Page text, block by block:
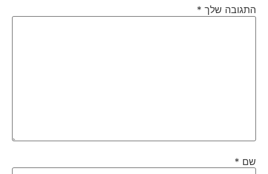
התגובה שלך*
שם*